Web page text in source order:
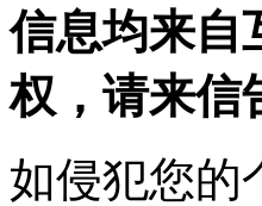
信息均来自
权，请来信
如侵犯您的